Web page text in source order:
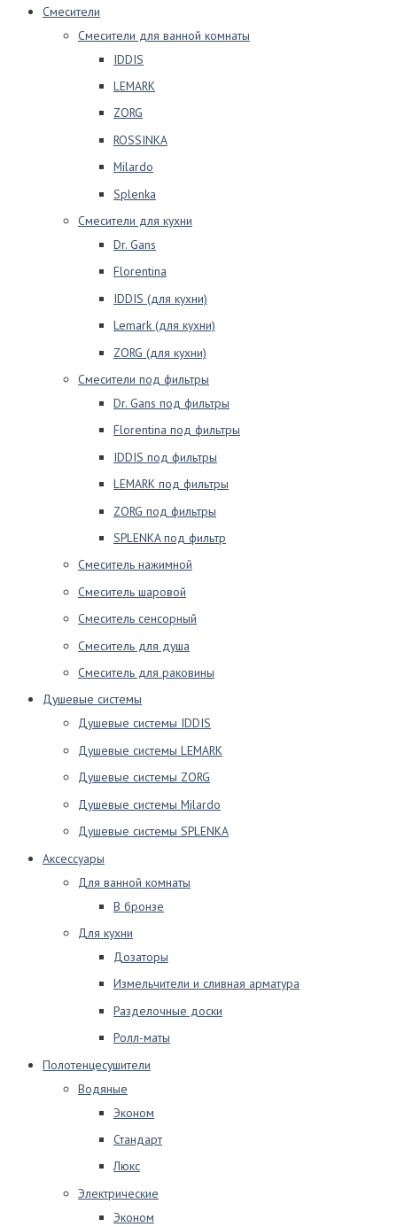
Смесители
Смесители для ванной комнаты
IDDIS
LEMARK
ZORG
ROSSINKA
Milardo
Splenka
Смесители для кухни
Dr. Gans
Florentina
IDDIS (для кухни)
Lemark (для кухни)
ZORG (для кухни)
Смесители под фильтры
Dr. Gans под фильтры
Florentina под фильтры
IDDIS под фильтры
LEMARK под фильтры
ZORG под фильтры
SPLENKA под фильтр
Смеситель нажимной
Смеситель шаровой
Смеситель сенсорный
Смеситель для душа
Смеситель для раковины
Душевые системы
Душевые системы IDDIS
Душевые системы LEMARK
Душевые системы ZORG
Душевые системы Milardo
Душевые системы SPLENKA
Аксессуары
Для ванной комнаты
В бронзе
Для кухни
Дозаторы
Измельчители и сливная арматура
Разделочные доски
Ролл-маты
Полотенцесушители
Водяные
Эконом
Стандарт
Люкс
Электрические
Эконом